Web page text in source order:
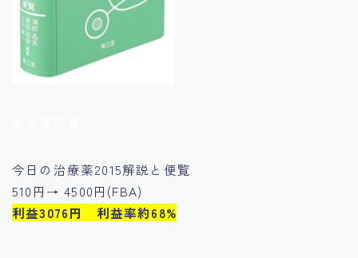
今日の治療薬2015解説と便覧
510円→ 4500円(FBA)
利益3076円 利益率約68%